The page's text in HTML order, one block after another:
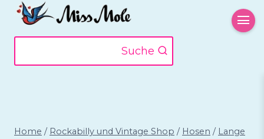
Zum
Inhalt
springen
Suche
Home / Rockabilly und Vintage Shop / Hosen / Lange